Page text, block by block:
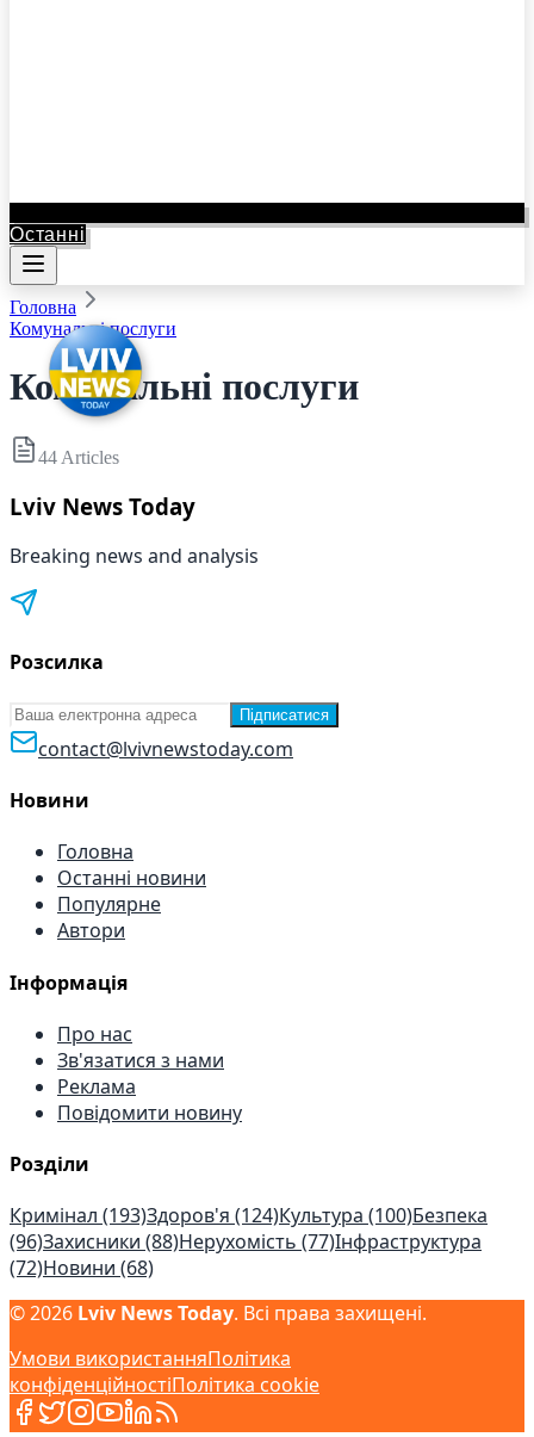
Останні
Головна
Комунальні послуги
Комунальні послуги
44 Articles
Lviv News Today
Breaking news and analysis
Розсилка
Підписатися
contact@lvivnewstoday.com
Новини
Головна
Останні новини
Популярне
Автори
Інформація
Про нас
Зв'язатися з нами
Реклама
Повідомити новину
Розділи
Кримінал (193)Здоров'я (124)Культура (100)Безпека
(96)Захисники (88)Нерухомість (77)Інфраструктура
(72)Новини (68)
©2026 Lviv News Today. Всі права захищені.
Умови використанняПолітика
конфіденційностіПолітика cookie